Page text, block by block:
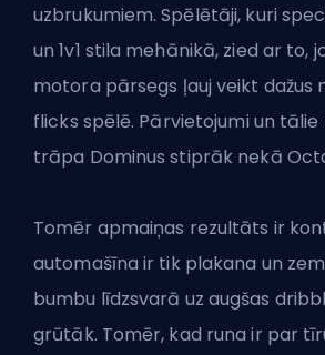
uzbrukumiem. Spēlētāji, kuri
un 1v1 stila mehānikā, zied ar to,
motora pārsegs ļauj veikt dažus
flicks spēlē. Pārvietojumi un tālie
trāpa Dominus stiprāk nekā
Tomēr apmaiņas rezultāts ir
automašīna ir tik plakana un
bumbu līdzsvarā uz augšas
grūtāk. Tomēr, kad runa ir par